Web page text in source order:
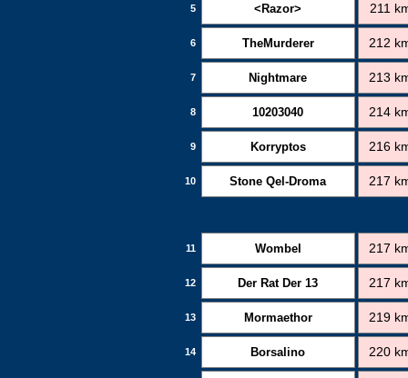
5 <Razor> 211
6 TheMurderer 212
7 Nightmare 213
8 10203040 214
9 Korryptos 216
10 Stone Qel-Droma 217
11 Wombel 217
12 Der Rat Der 13 217
13 Mormaethor 219
14 Borsalino 220